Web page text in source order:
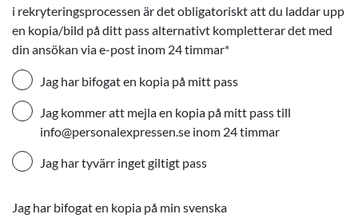
i rekryteringsprocessen är det obligatoriskt att du laddar upp
en kopia/bild på ditt pass alternativt kompletterar det med
din ansökan via e-post inom 24 timmar*
Jag har bifogat en kopia på mitt pass
Jag kommer att mejla en kopia på mitt pass till
info@personalexpressen.se inom 24 timmar
Jag har tyvärr inget giltigt pass
Jag har bifogat en kopia på min svenska